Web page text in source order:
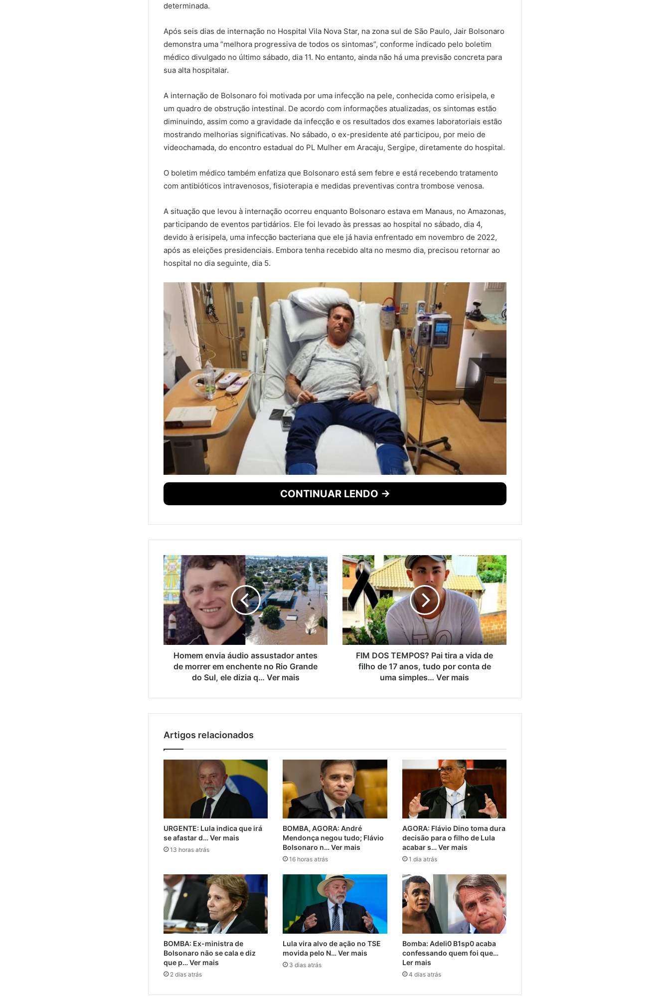
determinada.
Após seis dias de internação no Hospital Vila Nova Star, na zona sul de São Paulo, Jair Bolsonaro
demonstra uma “melhora progressiva de todos os sintomas”, conforme indicado pelo boletim
médico divulgado no último sábado, dia 11. No entanto, ainda não há uma previsão concreta para
sua alta hospitalar.
A internação de Bolsonaro foi motivada por uma infecção na pele, conhecida como erisipela, e
um quadro de obstrução intestinal. De acordo com informações atualizadas, os sintomas estão
diminuindo, assim como a gravidade da infecção e os resultados dos exames laboratoriais estão
mostrando melhorias significativas. No sábado, o ex-presidente até participou, por meio de
videochamada, do encontro estadual do PL Mulher em Aracaju, Sergipe, diretamente do hospital.
O boletim médico também enfatiza que Bolsonaro está sem febre e está recebendo tratamento
com antibióticos intravenosos, fisioterapia e medidas preventivas contra trombose venosa.
A situação que levou à internação ocorreu enquanto Bolsonaro estava em Manaus, no Amazonas,
participando de eventos partidários. Ele foi levado às pressas ao hospital no sábado, dia 4,
devido à erisipela, uma infecção bacteriana que ele já havia enfrentado em novembro de 2022,
após as eleições presidenciais. Embora tenha recebido alta no mesmo dia, precisou retornar ao
hospital no dia seguinte, dia 5.
CONTINUAR LENDO →
Homem envia áudio assustador antes
de morrer em enchente no Rio Grande
do Sul, ele dizia q… Ver mais
FIM DOS TEMPOS? Pai tira a vida de
filho de 17 anos, tudo por conta de
uma simples… Ver mais
Artigos relacionados
URGENTE: Lula indica que irá
se afastar d… Ver mais
13 horas atrás
BOMBA, AGORA: André
Mendonça negou tudo; Flávio
Bolsonaro n… Ver mais
16 horas atrás
AGORA: Flávio Dino toma dura
decisão para o filho de Lula
acabar s… Ver mais
1 dia atrás
BOMBA: Ex-ministra de
Bolsonaro não se cala e diz
que p… Ver mais
2 dias atrás
Lula vira alvo de ação no TSE
movida pelo N… Ver mais
3 dias atrás
Bomba: Adeli0 B1sp0 acaba
confessando quem foi que…
Ler mais
4 dias atrás